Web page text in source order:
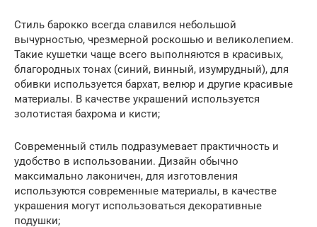
Стиль барокко всегда славился небольшой
вычурностью, чрезмерной роскошью и великолепием.
Такие кушетки чаще всего выполняются в красивых,
благородных тонах (синий, винный, изумрудный), для
обивки используется бархат, велюр и другие красивые
материалы. В качестве украшений используется
золотистая бахрома и кисти;
Современный стиль подразумевает практичность и
удобство в использовании. Дизайн обычно
максимально лаконичен, для изготовления
используются современные материалы, в качестве
украшения могут использоваться декоративные
подушки;